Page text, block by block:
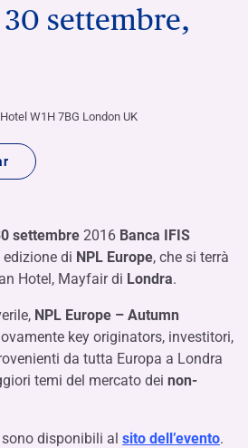
30 settembre,
W1H 7BG London UK
settembre 2016 Banca IFIS
di NPL Europe, che si terrà
Hotel, Mayfair di Londra.
NPL Europe – Autumn
key originators, investitori,
da tutta Europa a Londra
temi del mercato dei non-
disponibili al sito dell’evento.